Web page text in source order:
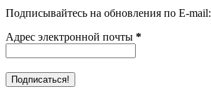
Подписывайтесь на обновления по E-mail:
Адрес электронной почты *